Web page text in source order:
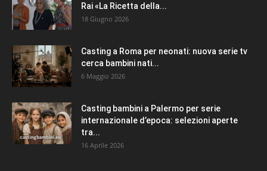
Rai «La Ricetta della...
18 Giugno 2026
Casting a Roma per neonati: nuova serie tv
cerca bambini nati...
6 Maggio 2026
Casting bambini a Palermo per serie
internazionale d’epoca: selezioni aperte
tra...
16 Aprile 2026